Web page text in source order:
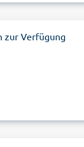
zur Verfügung